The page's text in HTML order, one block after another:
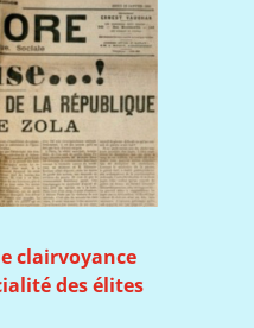
clairvoyance
des élites